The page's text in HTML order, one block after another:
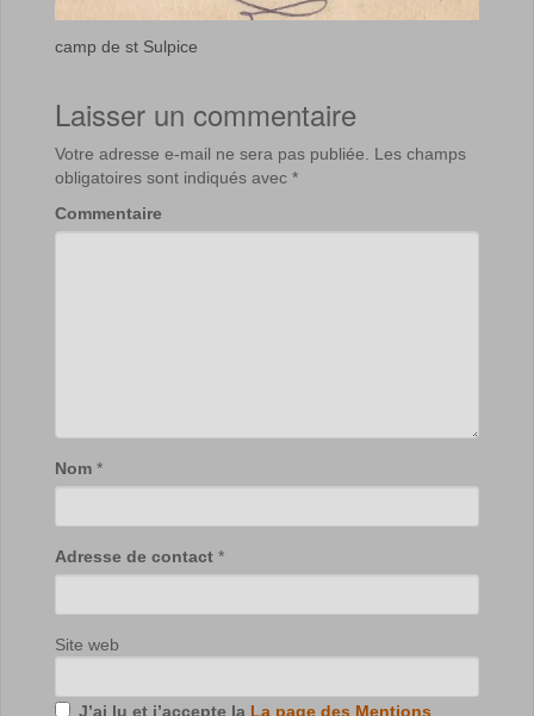
camp de st Sulpice
Laisser un commentaire
Votre adresse e-mail ne sera pas publiée.
Les champs
obligatoires sont indiqués avec *
Commentaire
Nom *
Adresse de contact *
Site web
J’ai lu et j’accepte la La page des Mentions